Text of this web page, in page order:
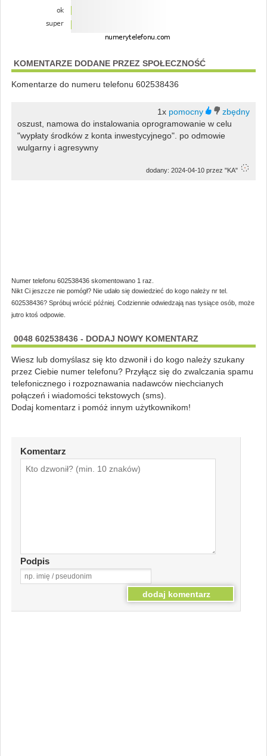
KOMENTARZE DODANE PRZEZ SPOŁECZNOŚĆ
Komentarze do numeru telefonu 602538436
1x
oszust, namowa do instalowania oprogramowanie w celu
"wypłaty środków z konta inwestycyjnego". po odmowie
wulgarny i agresywny
dodany: 2024-04-10 przez "KA"
Numer telefonu 602538436 skomentowano 1 raz.
Nikt Ci jeszcze nie pomógł? Nie udało się dowiedzieć do kogo należy nr tel.
602538436? Spróbuj wrócić później. Codziennie odwiedzają nas tysiące osób, może
jutro ktoś odpowie.
0048 602538436 - DODAJ NOWY KOMENTARZ
Wiesz lub domyślasz się kto dzwonił i do kogo należy szukany
przez Ciebie numer telefonu? Przyłącz się do zwalczania spamu
telefonicznego i rozpoznawania nadawców niechcianych
połączeń i wiadomości tekstowych (sms).
Dodaj komentarz i pomóż innym użytkownikom!
Komentarz
Podpis